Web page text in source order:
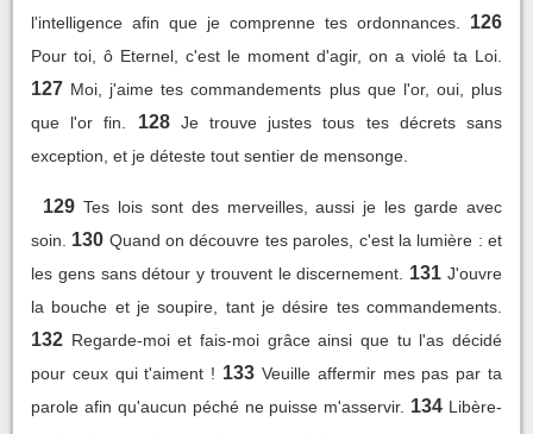
l'intelligence afin que je comprenne tes ordonnances.
126
Pour toi, ô Eternel, c'est le moment d'agir, on a violé ta Loi.
127 Moi, j'aime tes commandements plus que l'or, oui, plus
que l'or fin.
128 Je trouve justes tous tes décrets sans
exception, et je déteste tout sentier de mensonge.
129 Tes lois sont des merveilles, aussi je les garde avec
soin.
130 Quand on découvre tes paroles, c'est la lumière : et
les gens sans détour y trouvent le discernement.
131 J'ouvre
la bouche et je soupire, tant je désire tes commandements.
132 Regarde-moi et fais-moi grâce ainsi que tu l'as décidé
pour ceux qui t'aiment ! 133 Veuille affermir mes pas par ta
parole afin qu'aucun péché ne puisse m'asservir. 134 Libère-